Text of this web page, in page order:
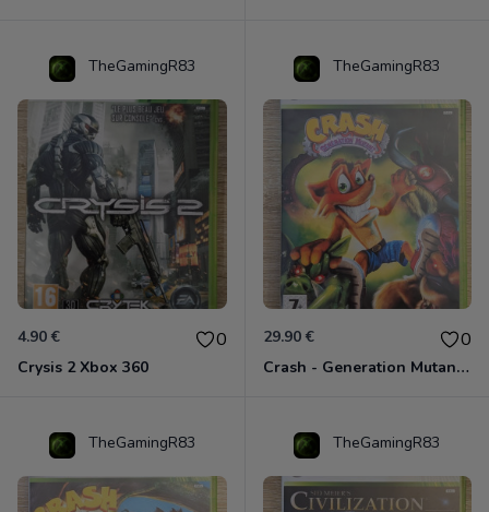
TheGamingR83
4.90 € 0
Crysis 2 Xbox 360
TheGamingR83
29.90 € 0
Crash - Generation Mutant Xbox 360
TheGamingR83 TheGamingR83